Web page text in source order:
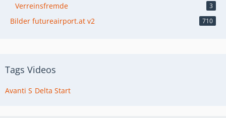
Verreinsfremde 3
Bilder futureairport.at v2 710
Tags Videos
Avanti S Delta Start